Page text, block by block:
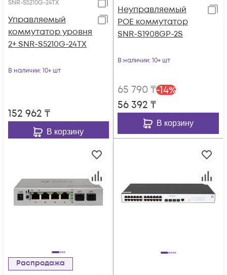
SNR-S5210G-24TX
Управляемый
коммутатор уровня
2+ SNR-S5210G-24TX
В наличии: 10+ шт
152 962 ₸
В корзину
Неуправляемый
POE коммутатор
SNR-S1908GP-2S
В наличии: 10+ шт
65 790₸-14%
56 392 ₸
В корзину
Распродажа